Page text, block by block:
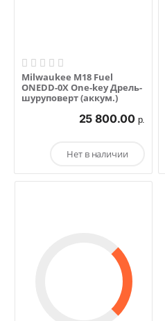
Milwaukee M18 Fuel
ONEDD-0X One-key Дрель-
шуруповерт (аккум.)
25 800.00 р.
Нет в наличии